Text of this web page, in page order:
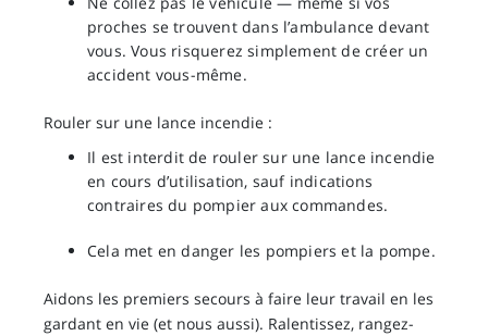
proches se trouvent dans l’ambulance devant
vous. Vous risquerez simplement de créer un
accident vous-même.
Rouler sur une lance incendie :
Il est interdit de rouler sur une lance incendie
en cours d’utilisation, sauf indications
contraires du pompier aux commandes.
Cela met en danger les pompiers et la pompe.
Aidons les premiers secours à faire leur travail en les
gardant en vie (et nous aussi). Ralentissez, rangez-